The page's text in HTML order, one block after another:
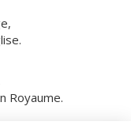
Royaume.